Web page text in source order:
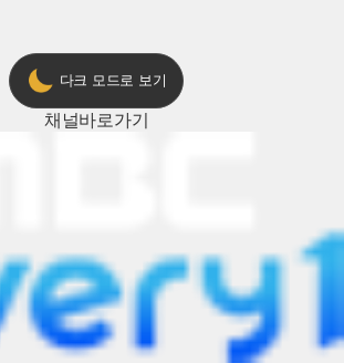
다크 모드로 보기
채널바로가기